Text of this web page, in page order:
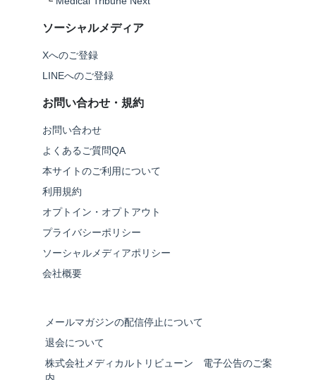
ソーシャルメディア
Xへのご登録
LINEへのご登録
お問い合わせ・規約
お問い合わせ
よくあるご質問QA
本サイトのご利用について
利用規約
オプトイン・オプトアウト
プライバシーポリシー
ソーシャルメディアポリシー
会社概要
メールマガジンの配信停止について
退会について
株式会社メディカルトリビューン 電子公告のご案